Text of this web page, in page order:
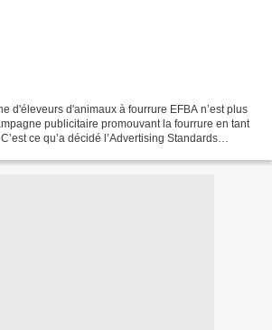
d'éleveurs d'animaux à fourrure EFBA n’est plus
publicitaire promouvant la fourrure en tant
ce qu’a décidé l’Advertising Standards